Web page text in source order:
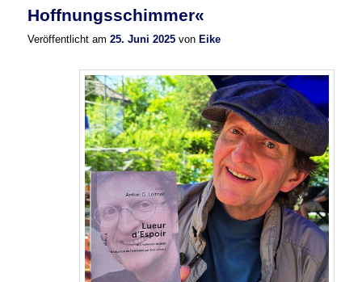
Hoffnungsschimmer«
Veröffentlicht am25. Juni 2025 von Eike